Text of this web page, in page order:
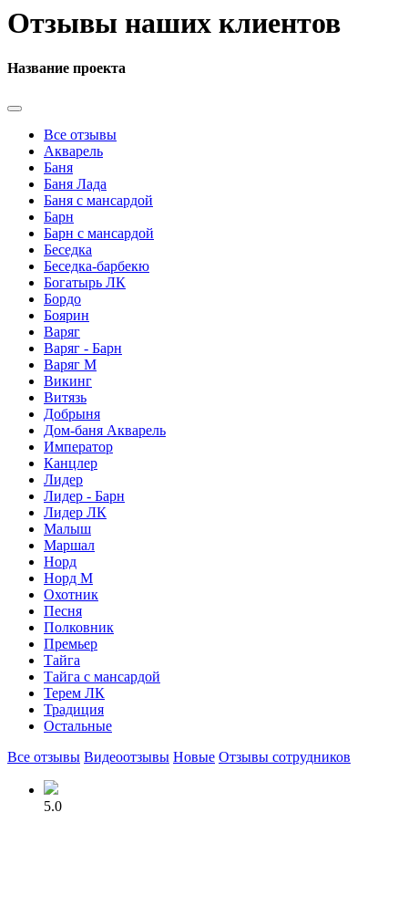
Отзывы наших клиентов
Название проекта
Все отзывы
Акварель
Баня
Баня Лада
Баня с мансардой
Барн
Барн с мансардой
Беседка
Беседка-барбекю
Богатырь ЛК
Бордо
Боярин
Варяг
Варяг - Барн
Варяг М
Викинг
Витязь
Добрыня
Дом-баня Акварель
Император
Канцлер
Лидер
Лидер - Барн
Лидер ЛК
Малыш
Маршал
Норд
Норд М
Охотник
Песня
Полковник
Премьер
Тайга
Тайга с мансардой
Терем ЛК
Традиция
Остальные
Все отзывы Видеоотзывы Новые Отзывы сотрудников
5.0